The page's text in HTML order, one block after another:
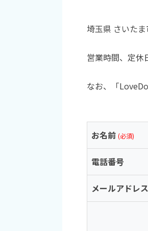
埼玉県 さいた
営業時間、定休
なお、「
お名前 (必須)
電話番号
メールアドレス